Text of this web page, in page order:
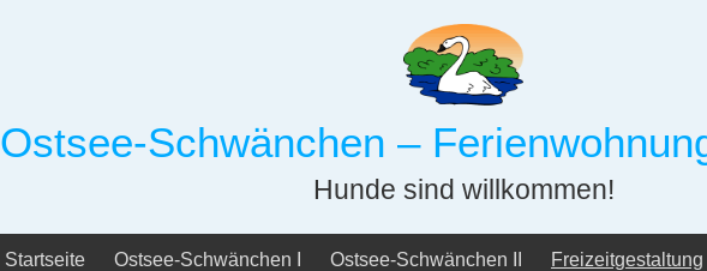
Ostsee-Schwänchen –
Hunde sind willkommen!
Startseite Ostsee-Schwänchen I Ostsee-Schwänchen II Freizeitgestaltung